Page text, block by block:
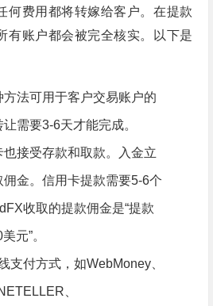
何费用都将转嫁给客户。在提款
有账户都会被完全核实。以下是
法可用于客户交易账户的
需要3-6天才能完成。
接受存款和取款。入金立
佣金。信用卡提款需要5-6个
收取的提款佣金是“提款
元”。
支付方式，如WebMoney、
、